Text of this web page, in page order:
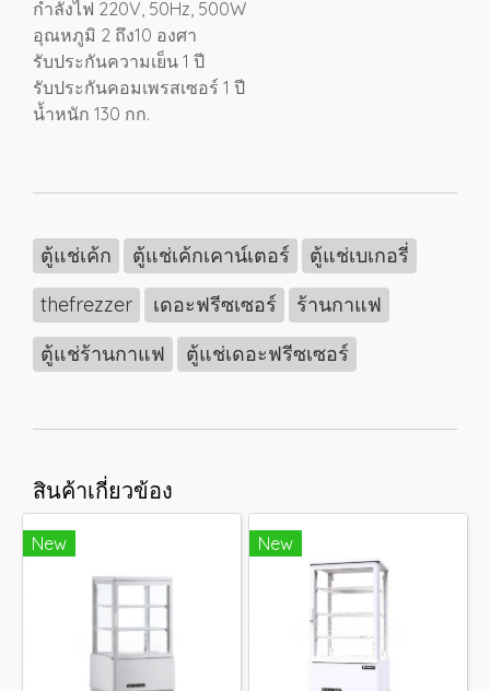
กำลังไฟ 220V, 50Hz, 500W
อุณหภูมิ 2 ถึง10 องศา
รับประกันความเย็น 1 ปี
รับประกันคอมเพรสเซอร์ 1 ปี
น้ำหนัก 130 กก.
ตู้แช่เค้ก ตู้แช่เค้กเคาน์เตอร์
ตู้แช่เบเกอรี่
thefrezzer
เดอะฟรีซเซอร์
ร้านกาแฟ
ตู้แช่ร้านกาแฟ
ตู้แช่เดอะฟรีซเซอร์
สินค้าเกี่ยวข้อง
New New